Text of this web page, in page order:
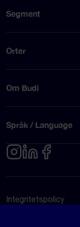
Segment
Orter
Om Budi
Språk / Language
Integritetspolicy